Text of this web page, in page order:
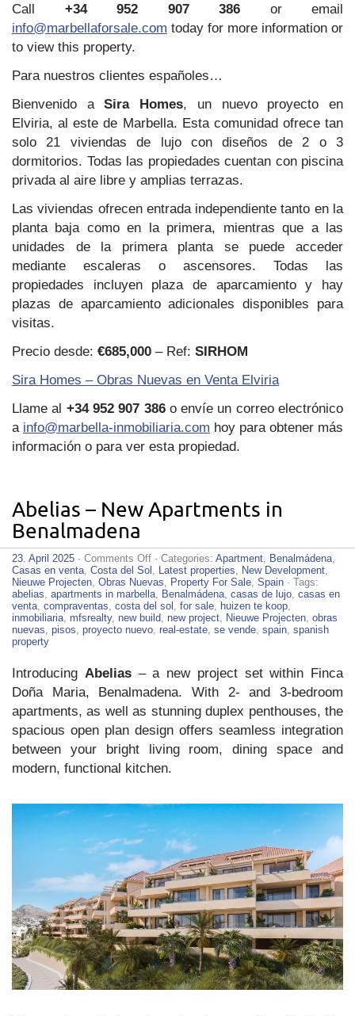
Call +34 952 907 386 or email
info@marbellaforsale.com today for more information or
to view this property.
Para nuestros clientes españoles…
Bienvenido aSira Homes, un nuevo proyecto en
Elviria, al este de Marbella. Esta comunidad ofrece tan
solo 21 viviendas de lujo con diseños de 2 o 3
dormitorios. Todas las propiedades cuentan con piscina
privada al aire libre y amplias terrazas.
Las viviendas ofrecen entrada independiente tanto en la
planta baja como en la primera, mientras que a las
unidades de la primera planta se puede acceder
mediante escaleras o ascensores. Todas las
propiedades incluyen plaza de aparcamiento y hay
plazas de aparcamiento adicionales disponibles para
visitas.
Precio desde: €685,000 – Ref: SIRHOM
Sira Homes – Obras Nuevas en Venta Elviria
Llame al +34 952 907 386o envíe un correo electrónico
a info@marbella-inmobiliaria.com hoy para obtener más
información o para ver esta propiedad.
Abelias – New Apartments in
Benalmadena
23. April 2025 · Comments Offon
Abelias
–
New
Apartments
in
Benalmadena
· Categories: Apartment, Benalmádena,
Casas en venta, Costa del Sol , Latest properties, New Development,
Nieuwe Projecten, Obras Nuevas, Property For Sale, Spain · Tags:
abelias, apartments in marbella, Benalmádena, casas de lujo, casas en
venta, compraventas, costa del sol , for sale, huizen te koop,
inmobiliaria, mfsrealty, new build, new project, Nieuwe Projecten, obras
nuevas, pisos, proyecto nuevo, real-estate, se vende, spain, spanish
property
Introducing Abelias– a new project set within Finca
Doña Maria, Benalmadena. With 2- and 3-bedroom
apartments, as well as stunning duplex penthouses, the
spacious open plan design offers seamless integration
between your bright living room, dining space and
modern, functional kitchen.